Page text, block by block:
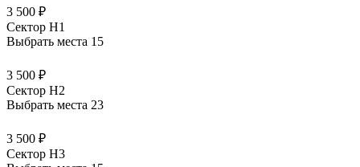
3 500 ₽
Сектор H1
Выбрать места 15
3 500 ₽
Сектор H2
Выбрать места 23
3 500 ₽
Сектор H3